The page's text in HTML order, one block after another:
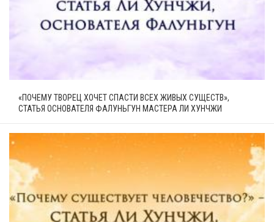
«ПОЧЕМУ ТВОРЕЦ ХОЧЕТ СПАСТИ ВСЕХ ЖИВЫХ СУЩЕСТВ»,
СТАТЬЯ ОСНОВАТЕЛЯ ФАЛУНЬГУН МАСТЕРА ЛИ ХУНЧЖИ